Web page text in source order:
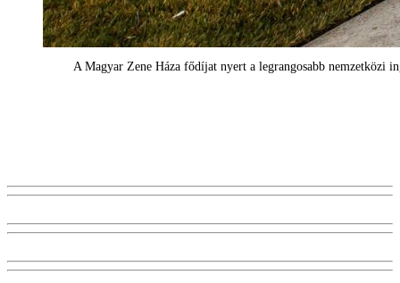
A Magyar Zene Háza fődíjat nyert a legrangosabb